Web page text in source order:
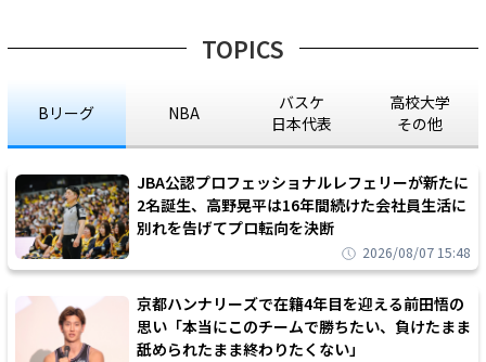
TOPICS
Bリーグ NBA
バスケ
日本代表
高校大学
その他
JBA公認プロフェッショナルレフェリーが新たに
2名誕生、高野晃平は16年間続けた会社員生活に
別れを告げてプロ転向を決断
2026/08/07 15:48
京都ハンナリーズで在籍4年目を迎える前田悟の
思い「本当にこのチームで勝ちたい、負けたまま
舐められたまま終わりたくない」